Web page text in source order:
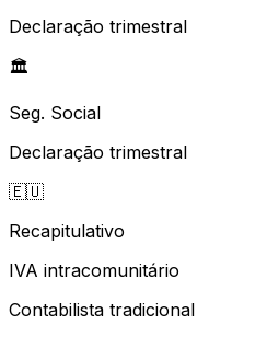
Declaração trimestral
🏛️
Seg. Social
Declaração trimestral
🇪🇺
Recapitulativo
IVA intracomunitário
Contabilista tradicional